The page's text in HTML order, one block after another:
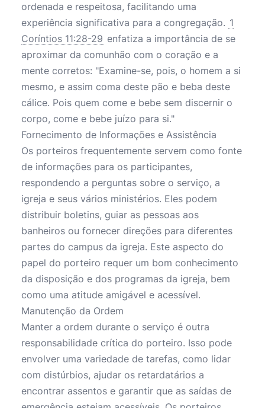
ordenada e respeitosa, facilitando uma
experiência significativa para a congregação. 1
Coríntios 11:28-29 enfatiza a importância de se
aproximar da comunhão com o coração e a
mente corretos: "Examine-se, pois, o homem a si
mesmo, e assim coma deste pão e beba deste
cálice. Pois quem come e bebe sem discernir o
corpo, come e bebe juízo para si."
Fornecimento de Informações e Assistência
Os porteiros frequentemente servem como fonte
de informações para os participantes,
respondendo a perguntas sobre o serviço, a
igreja e seus vários ministérios. Eles podem
distribuir boletins, guiar as pessoas aos
banheiros ou fornecer direções para diferentes
partes do campus da igreja. Este aspecto do
papel do porteiro requer um bom conhecimento
da disposição e dos programas da igreja, bem
como uma atitude amigável e acessível.
Manutenção da Ordem
Manter a ordem durante o serviço é outra
responsabilidade crítica do porteiro. Isso pode
envolver uma variedade de tarefas, como lidar
com distúrbios, ajudar os retardatários a
encontrar assentos e garantir que as saídas de